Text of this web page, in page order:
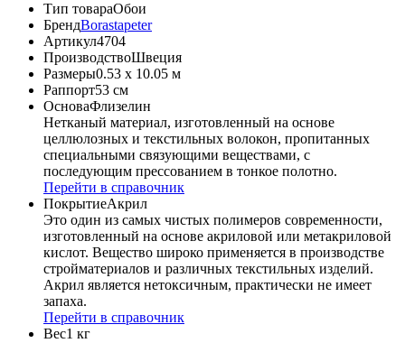
Тип товараОбои
БрендBorastapeter
Артикул4704
ПроизводствоШвеция
Размеры0.53 x 10.05 м
Раппорт53 см
ОсноваФлизелин
Нетканый материал, изготовленный на основе
целлюлозных и текстильных волокон, пропитанных
специальными связующими веществами, с
последующим прессованием в тонкое полотно.
Перейти в справочник
ПокрытиеАкрил
Это один из самых чистых полимеров современности,
изготовленный на основе акриловой или метакриловой
кислот. Вещество широко применяется в производстве
стройматериалов и различных текстильных изделий.
Акрил является нетоксичным, практически не имеет
запаха.
Перейти в справочник
Вес1 кг